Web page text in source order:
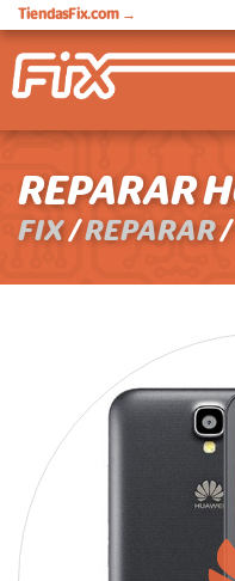
TiendasFix.com →
REPARAR
FIX/REPARAR/